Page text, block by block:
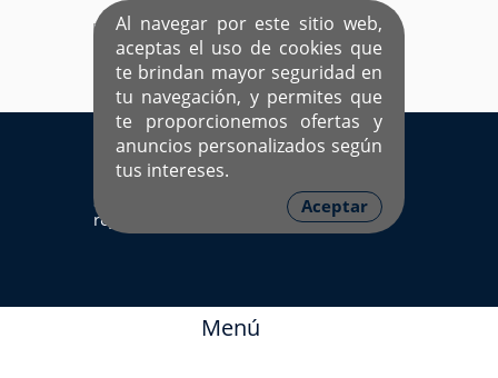
Al navegar por este sitio web,
aceptas el uso de cookies que
te brindan mayor seguridad en
tu navegación, y permites que
te proporcionemos ofertas y
anuncios personalizados según
tus intereses.
Aceptar
EL ÚNICO SITIO DEDICADO A SOLTEROS
HISPANOS COMO TÚ
Ingresa aquí
Sí ya estás
registrado
Menú